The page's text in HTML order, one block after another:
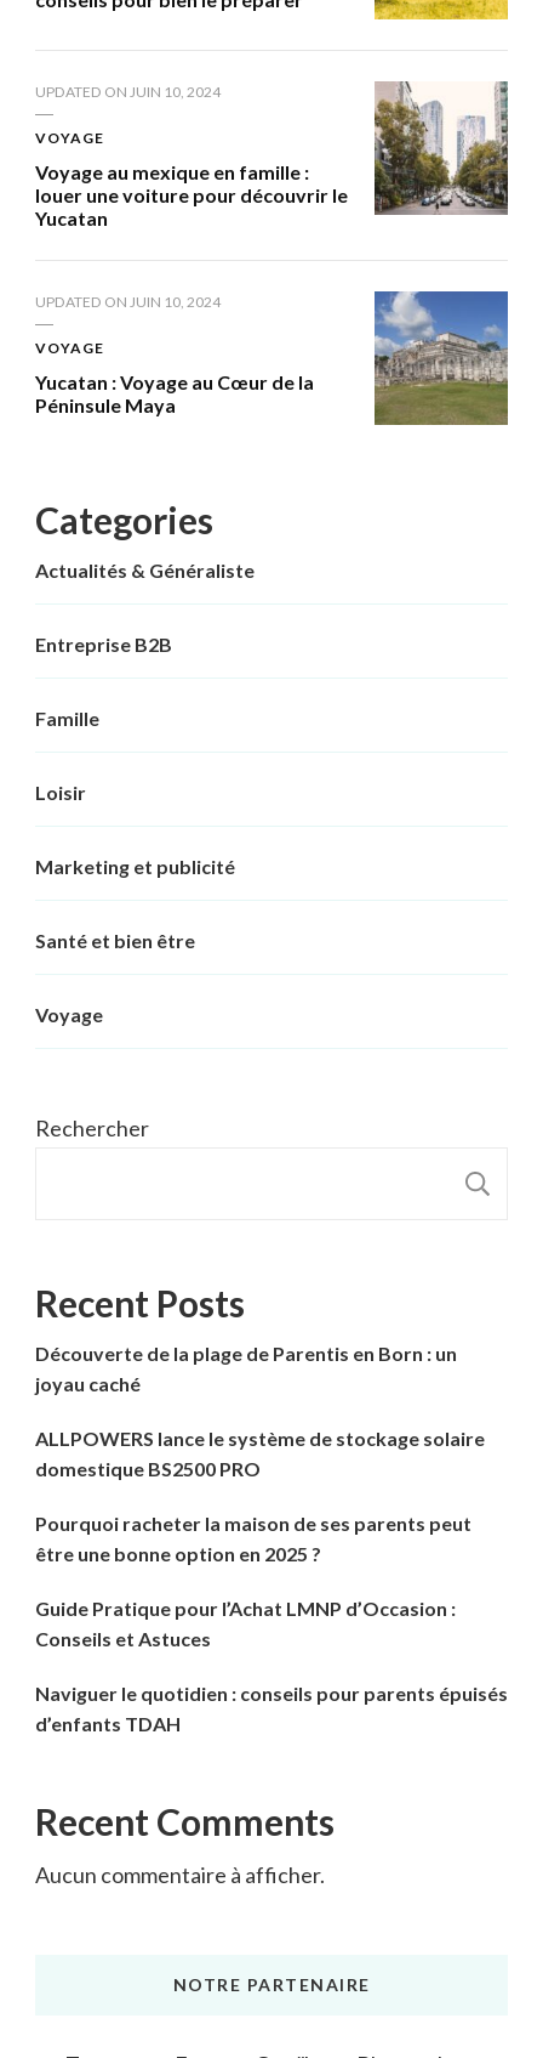
UPDATED ON JUIN 10, 2024
VOYAGE
Voyage au mexique en famille :
louer une voiture pour découvrir le
Yucatan
UPDATED ON JUIN 10, 2024
VOYAGE
Yucatan : Voyage au Cœur de la
Péninsule Maya
Categories
Actualités & Généraliste
Entreprise B2B
Famille
Loisir
Marketing et publicité
Santé et bien être
Voyage
Rechercher
Recent Posts
Découverte de la plage de Parentis en Born : un
joyau caché
ALLPOWERS lance le système de stockage solaire
domestique BS2500 PRO
Pourquoi racheter la maison de ses parents peut
être une bonne option en 2025 ?
Guide Pratique pour l’Achat LMNP d’Occasion :
Conseils et Astuces
Naviguer le quotidien : conseils pour parents épuisés
d’enfants TDAH
Recent Comments
Aucun commentaire à afficher.
NOTRE PARTENAIRE